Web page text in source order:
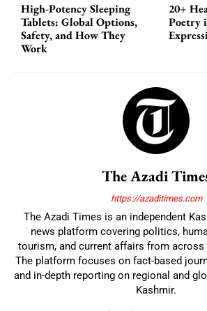
High-Potency Sleeping
Tablets: Global Options,
Safety, and How They
Work
20+
Poetry
The Azadi
https://azaditimes.com
The Azadi Times is an independent
news platform covering politics,
tourism, and current affairs from across
The platform focuses on fact-based
and in-depth reporting on regional and
Kashmir.